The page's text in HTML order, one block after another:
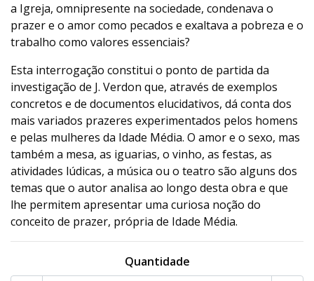
a Igreja, omnipresente na sociedade, condenava o
prazer e o amor como pecados e exaltava a pobreza e o
trabalho como valores essenciais?
Esta interrogação constitui o ponto de partida da
investigação de J. Verdon que, através de exemplos
concretos e de documentos elucidativos, dá conta dos
mais variados prazeres experimentados pelos homens
e pelas mulheres da Idade Média. O amor e o sexo, mas
também a mesa, as iguarias, o vinho, as festas, as
atividades lúdicas, a música ou o teatro são alguns dos
temas que o autor analisa ao longo desta obra e que
lhe permitem apresentar uma curiosa noção do
conceito de prazer, própria de Idade Média.
Quantidade